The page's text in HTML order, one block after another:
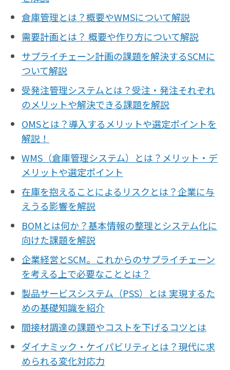
倉庫管理とは？概要やWMSについて解説
需要計画とは？ 概要や作り方について解説
サプライチェーン計画の課題を解決するSCMに
ついて解説
受発注管理システムとは？受注・発注それぞれ
のメリットや解決できる課題を解説
OMSとは？導入するメリットや選定ポイントを
解説！
WMS（倉庫管理システム）とは？メリット・デ
メリットや選定ポイント
在庫を抱えることによるリスクとは？企業に与
えうる影響を解説
BOMとは何か？基本情報の整理とシステム化に
向けた課題を解説
企業経営とSCM。これからのサプライチェーン
を考える上で必要なこととは？
製品サービスシステム（PSS）とは 実現するた
めの基礎知識を紹介
間接材調達の課題やコストを下げるコツとは
ダイナミック・ケイパビリティとは？現代に求
められる変化対応力